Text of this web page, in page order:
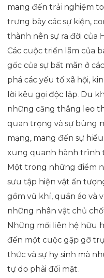
mang đến trải nghiệm
trưng bày các sự kiện,
thành nên sự ra đời của
Các cuộc triển lãm của
gốc của sự bất mãn ở
phá các yếu tố xã hội,
lời kêu gọi độc lập. Du
những căng thẳng leo
quan trọng và sự bùng
mạng, mang đến sự
xung quanh hành trình
Một trong những điểm
sưu tập hiện vật ấn
gồm vũ khí, quần áo và
những nhân vật chủ
Những mối liên hệ hữu
đến một cuộc gặp gỡ
thức và sự hy sinh mà
tự do phải đối mặt.